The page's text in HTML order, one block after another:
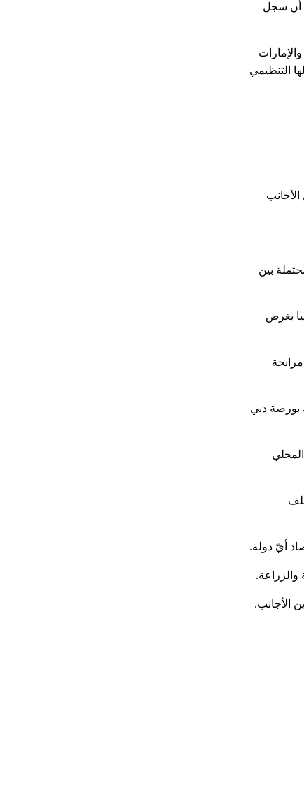
الحالي في رفع معدل الاستثمار ليبلغ نحو 8.3 من الناتج المحلي الإجمالي بحلول عام 2020 بعد أن سجل
التنظيمي
بين
بغرض
دبي مرابحة
بورصة دبي
حاليا نحو 9 بالمئة إلى الناتج المحلي
أيّ دولة.
والزراعة.
الأجانب.